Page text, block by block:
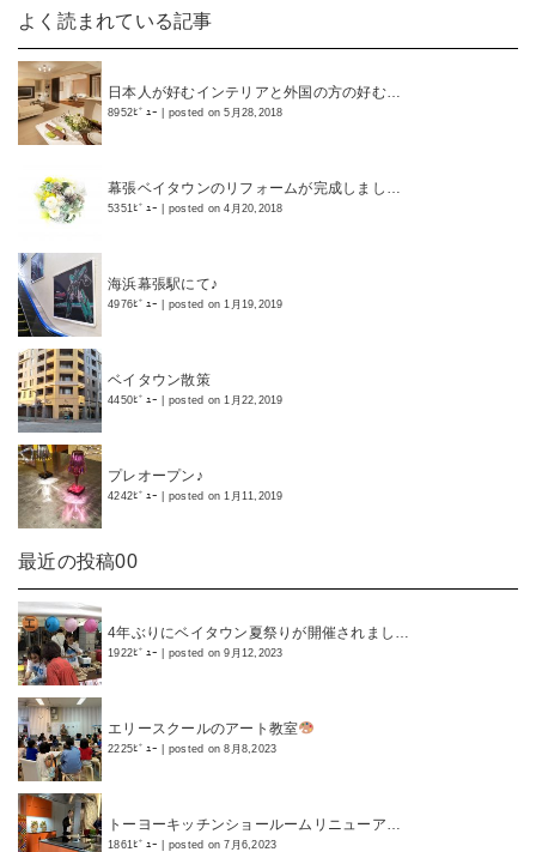
よく読まれている記事
日本人が好むインテリアと外国の方の好む…
8952ﾋﾞｭｰ posted on 5月28,2018
幕張ベイタウンのリフォームが完成しまし…
5351ﾋﾞｭｰ posted on 4月20,2018
海浜幕張駅にて♪
4976ﾋﾞｭｰ posted on 1月19,2019
ベイタウン散策
4450ﾋﾞｭｰ posted on 1月22,2019
プレオープン♪
4242ﾋﾞｭｰ posted on 1月11,2019
最近の投稿00
4年ぶりにベイタウン夏祭りが開催されまし…
1922ﾋﾞｭｰ posted on 9月12,2023
エリースクールのアート教室
2225ﾋﾞｭｰ posted on 8月8,2023
トーヨーキッチンショールームリニューア…
1861ﾋﾞｭｰ posted on 7月6,2023